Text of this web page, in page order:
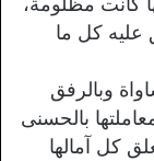
كل ما
وبالرفق
بالحسنى
كل آمالها